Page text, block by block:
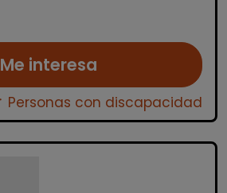
Me interesa
Personas con discapacidad